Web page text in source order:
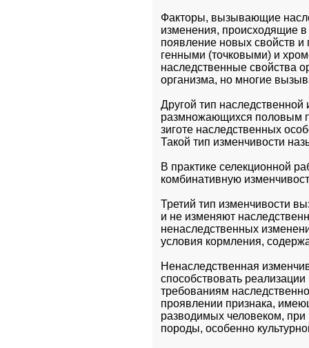
Факторы, вызывающие
изменения, происходящие
появление новых свойств
генными (точковыми) и
наследственные свойства
организма, но многие
Другой тип
размножающихся половым
зиготе наследственных
Такой тип изменчивости
В практике селекционной
комбинативную
Третий тип изменчивости
и не изменяют
ненаследственных
условия кормления,
Ненаследственная
способствовать
требованиям
проявлении признака,
разводимых человеком,
породы, особенно